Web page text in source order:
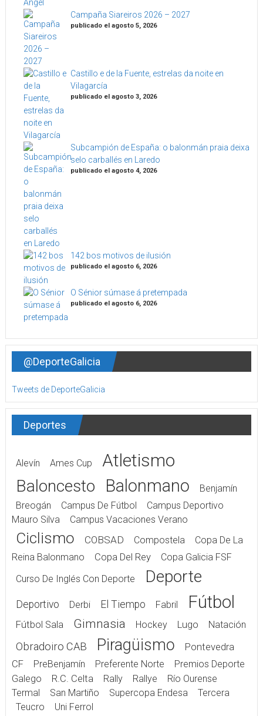
Campaña Siareiros 2026 – 2027
publicado el agosto 5, 2026
Castillo e de la Fuente, estrelas da noite en
Vilagarcía
publicado el agosto 3, 2026
Subcampión de España: o balonmán praia deixa
selo carballés en Laredo
publicado el agosto 4, 2026
142 bos motivos de ilusión
publicado el agosto 6, 2026
O Sénior súmase á pretempada
publicado el agosto 6, 2026
@DeporteGalicia
Tweets de DeporteGalicia
Deportes
Alevín Ames Cup Atletismo
Baloncesto Balonmano
Benjamín
Breogán
Campus De Fútbol
Campus Deportivo
Mauro Silva
Campus Vacaciones Verano
Ciclismo COBSAD Compostela
Copa De La
Reina Balonmano
Copa Del Rey
Copa Galicia FSF
Curso De Inglés Con Deporte
Deporte
Deportivo Derbi El Tiempo Fabril Fútbol
Fútbol Sala Gimnasia Hockey Lugo Natación
Obradoiro CAB Piragüismo
Pontevedra
CF
PreBenjamín Preferente Norte
Premios Deporte
Galego
R.C. Celta Rally Rallye
Río Ourense
Termal
San Martiño Supercopa Endesa
Tercera
Teucro
Uni Ferrol